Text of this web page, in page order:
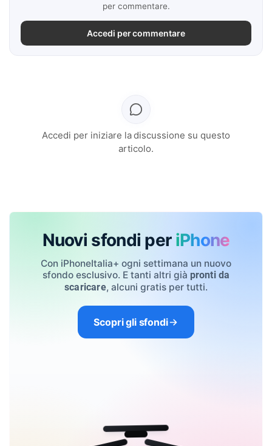
per commentare.
Accedi per commentare
Accedi per iniziare la discussione su questo
articolo.
Nuovi sfondi per iPhone
Con iPhoneItalia+ ogni settimana un nuovo
sfondo esclusivo. E tanti altri già pronti da
scaricare, alcuni gratis per tutti.
Scopri gli sfondi